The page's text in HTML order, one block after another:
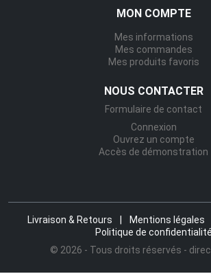
MON COMPTE
Mes informations
Mes commandes
Mes produits favoris
NOUS CONTACTER
Formulaire de contact
Connexion
Ouvrez un compte
Accès de démonstration
Livraison & Retours Mentions légales
Politique de confidentialité
© 2026 - Tous droits réservés -